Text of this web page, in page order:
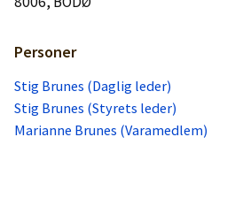
Personer
Stig Brunes (Daglig leder)
Stig Brunes (Styrets leder)
Marianne Brunes (Varamedlem)